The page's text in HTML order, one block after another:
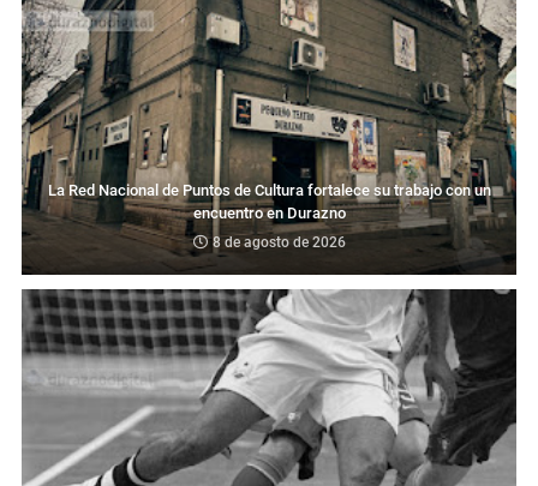
La Red Nacional de Puntos de Cultura fortalece su trabajo con un
encuentro en Durazno
8 de agosto de 2026